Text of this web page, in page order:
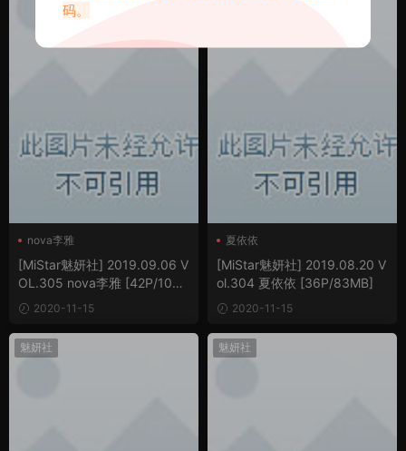
nova李雅
[MiStar魅妍社] 2019.09.06 V
OL.305 nova李雅 [42P/109
MB]2020-11-15
夏依依
[MiStar魅妍社] 2019.08.20 V
ol.304 夏依依 [36P/83MB]
2020-11-15
魅妍社 魅妍社
码。